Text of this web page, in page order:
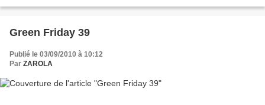
Green Friday 39
Publié le 03/09/2010 à 10:12
Par ZAROLA